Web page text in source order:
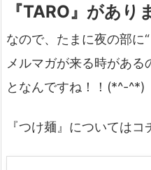
『TARO』があり
なので、たまに夜の部に
メルマガが来る時がある
となんですね！！(*^-^*)
『つけ麺』についてはコ